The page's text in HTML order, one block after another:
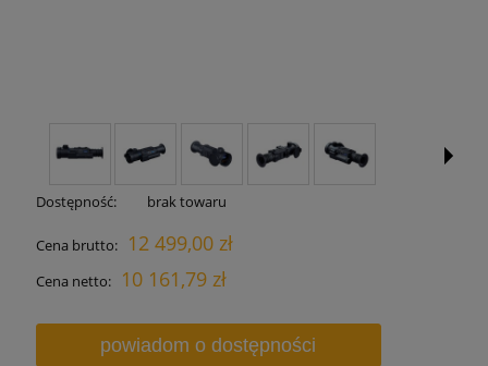
Dostępność: brak towaru
Cena brutto: 12 499,00 zł
Cena netto: 10 161,79 zł
powiadom o dostępności